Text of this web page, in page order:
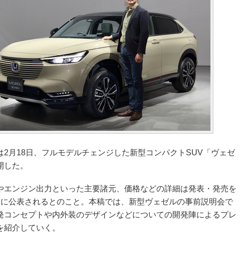
月18日、フルモデルチェンジした新型コンパクトSUV「ヴェゼ
た。
ンジン出力といった主要諸元、価格などの詳細は発表・発売を
公表されるとのこと。本稿では、新型ヴェゼルの事前説明会で
コンセプトや内外装のデザインなどについての開発陣によるプレ
介していく。